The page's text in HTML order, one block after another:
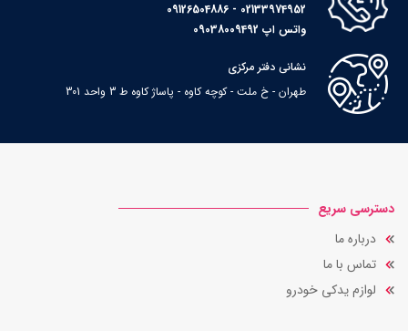
02133974952 - 09126504886
واتس اپ 09038009492
نشانی دفتر مرکزی
طهران - خ ملت - کوچه کاوه - پاساژ کاوه ط 3 واحد 301
دسترسی سریع
درباره ما
تماس با ما
لوازم یدکی خودرو